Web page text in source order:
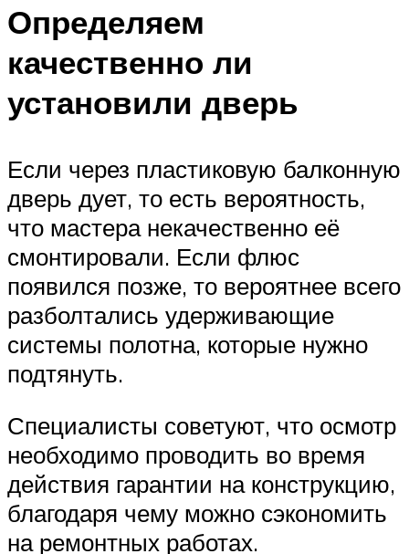
Определяем
качественно ли
установили дверь
Если через пластиковую балконную
дверь дует, то есть вероятность,
что мастера некачественно её
смонтировали. Если флюс
появился позже, то вероятнее всего
разболтались удерживающие
системы полотна, которые нужно
подтянуть.
Специалисты советуют, что осмотр
необходимо проводить во время
действия гарантии на конструкцию,
благодаря чему можно сэкономить
на ремонтных работах.